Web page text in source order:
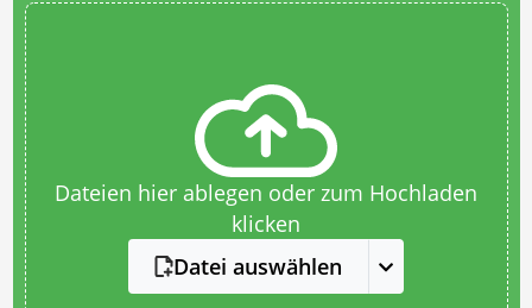
Dateien hier ablegen oder zum Hochladen
klicken
Datei auswählen